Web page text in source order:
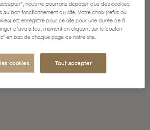
nous ne pourrons déposer que des cookies
au bon fonctionnement du site. Votre choix (refus ou
est enregistré pour ce site pour une durée de 6
d'avis à tout moment en cliquant sur le bouton
en bas de chaque page de notre site.
cookies Tout accepter